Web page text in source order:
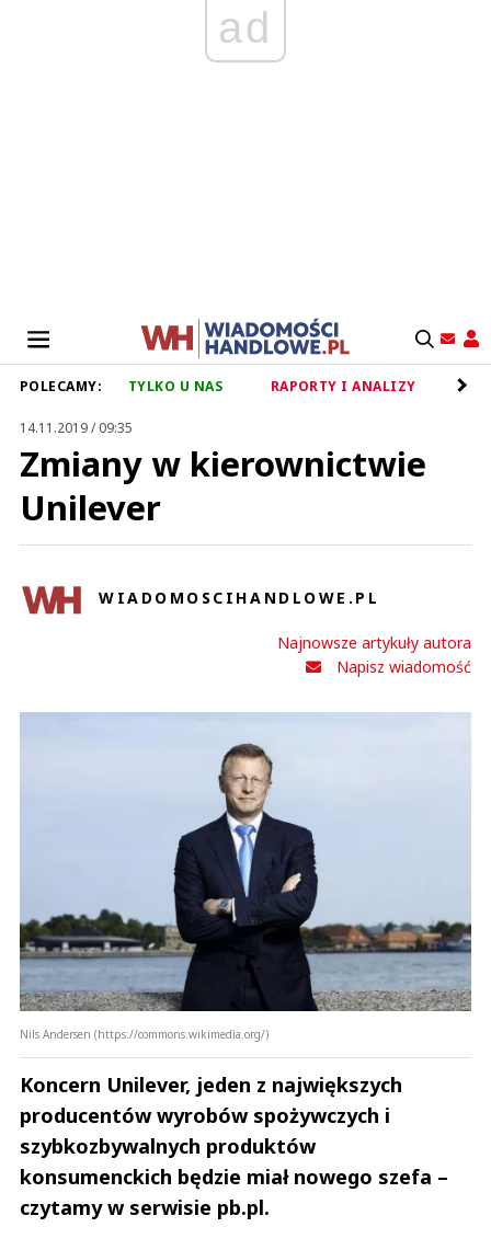
ad
POLECAMY: TYLKO U NAS RAPORTY I ANALIZY
14.11.2019 / 09:35
Zmiany w kierownictwie
Unilever
WIADOMOSCIHANDLOWE.PL
Najnowsze artykuły autora
Napisz wiadomość
Nils Andersen (https://commons.wikimedia.org/)
Koncern Unilever, jeden z największych
producentów wyrobów spożywczych i
szybkozbywalnych produktów
konsumenckich będzie miał nowego szefa –
czytamy w serwisie pb.pl.